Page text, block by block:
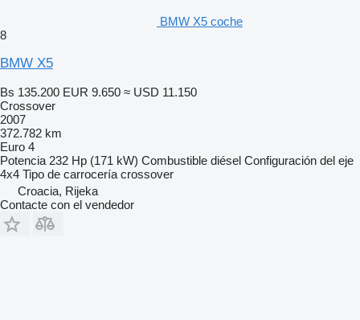
BMW X5 coche
8
BMW X5
Bs 135.200 EUR 9.650 ≈ USD 11.150
Crossover
2007
372.782 km
Euro 4
Potencia 232 Hp (171 kW) Combustible diésel Configuración del eje
4x4 Tipo de carrocería crossover
Croacia, Rijeka
Contacte con el vendedor